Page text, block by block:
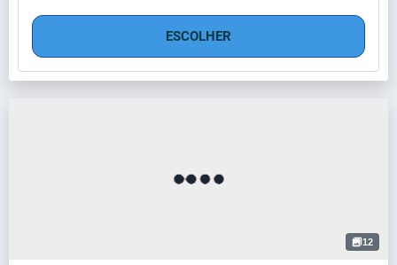
ESCOLHER
12